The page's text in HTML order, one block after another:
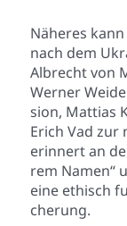
Nähe­res
nach dem
Albrecht von
Wer­ner
si­on, Mat­ti­as
Erich Vad
erin­nert an
rem Namen“
eine ethisch
che­rung.